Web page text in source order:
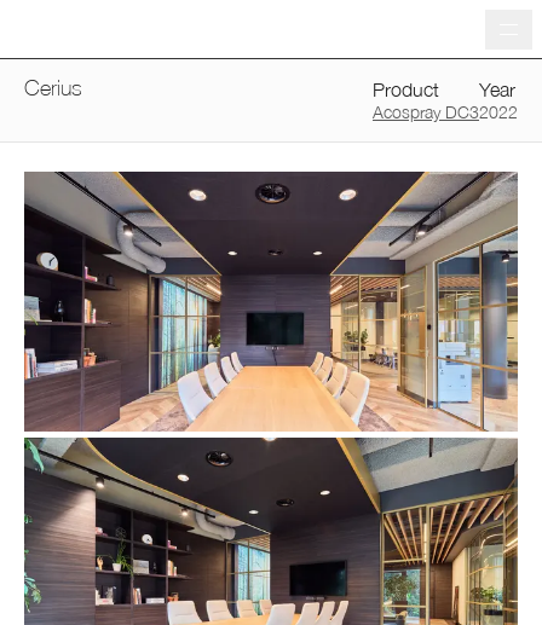
Cerius Product
Acospray DC3
Year
2022